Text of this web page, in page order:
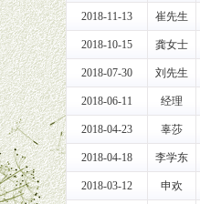
训支持
务拓展能手、专业营养师、儿童
支持
产品手册、妈妈手册、VI手册、
动支持
要，为代理商、经销商提供活动
体、杂志、直销目录等全国性投
体、杂志、直销目录等全国性投
后服务支持
2018-11-13 崔先生
2018-10-15 龚女士
2018-07-30 刘先生
2018-06-11 经理
2018-04-23 辜莎
2018-04-18 李学东
2018-03-12 申欢